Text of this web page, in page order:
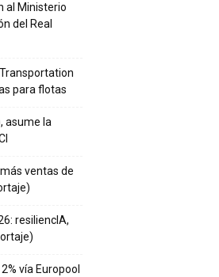
al Ministerio
del Real
para flotas
asume la
ventas de
resiliencIA,
vía Europool